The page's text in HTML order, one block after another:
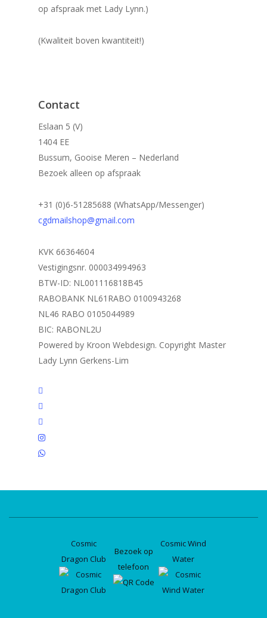
op afspraak met Lady Lynn.)
(Kwaliteit boven kwantiteit!)
Contact
Eslaan 5 (V)
1404 EE
Bussum, Gooise Meren – Nederland
Bezoek alleen op afspraak
+31 (0)6-51285688 (WhatsApp/Messenger)
cgdmailshop@gmail.com
KVK 66364604
Vestigingsnr. 000034994963
BTW-ID: NL001116818B45
RABOBANK NL61RABO 0100943268
NL46 RABO 0105044989
BIC: RABONL2U
Powered by Kroon Webdesign. Copyright Master
Lady Lynn Gerkens-Lim
twitter
facebook
linkedin
instagram
whatsapp
Cosmic
Dragon Club
Bezoek op
telefoon
Cosmic Wind
Water